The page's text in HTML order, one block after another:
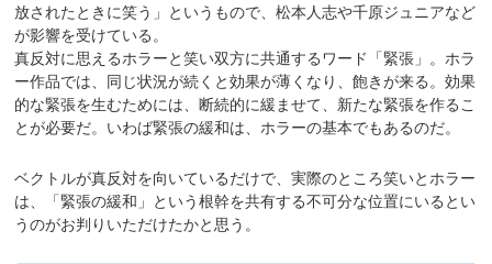
放されたときに笑う」というもので、松本人志や千原ジュニアなど
が影響を受けている。
真反対に思えるホラーと笑い双方に共通するワード「緊張」。ホラ
ー作品では、同じ状況が続くと効果が薄くなり、飽きが来る。効果
的な緊張を生むためには、断続的に緩ませて、新たな緊張を作るこ
とが必要だ。いわば緊張の緩和は、ホラーの基本でもあるのだ。
ベクトルが真反対を向いているだけで、実際のところ笑いとホラー
は、「緊張の緩和」という根幹を共有する不可分な位置にいるとい
うのがお判りいただけたかと思う。